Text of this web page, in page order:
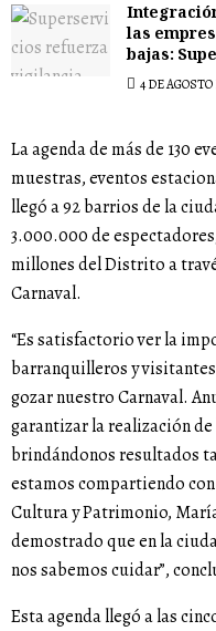
las
bajas:
4 DE
La agenda de más de 130
muestras, eventos
llegó a 92 barrios de la
3.000.000 de
millones del Distrito a
Carnaval.
“Es satisfactorio ver la
barranquilleros y
gozar nuestro Carnaval.
garantizar la realización
brindándonos resultados
estamos compartiendo
Cultura y Patrimonio,
demostrado que en la
nos sabemos cuidar”,
Esta agenda llegó a las